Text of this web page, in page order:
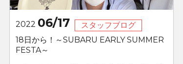
2022 06/17
スタッフブログ
18日から！～SUBARU EARLY SUMMER
FESTA～